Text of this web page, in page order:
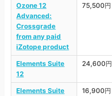
Ozone 12
Advanced:
Crossgrade
from any paid
iZotope product
75,500円
Elements Suite
12
24,600円
Elements Suite
16,900円